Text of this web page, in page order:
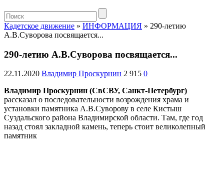
Кадетское движение » ИНФОРМАЦИЯ » 290-летию
А.В.Суворова посвящается...
290-летию А.В.Суворова посвящается...
22.11.2020 Владимир Проскурнин 2 915 0
Владимир Проскурнин (СвСВУ, Санкт-Петербург)
рассказал о последовательности возрождения храма и
установки памятника А.В.Суворову в селе Кистыш
Суздальского района Владимирской области. Там, где год
назад стоял закладной камень, теперь стоит великолепный
памятник